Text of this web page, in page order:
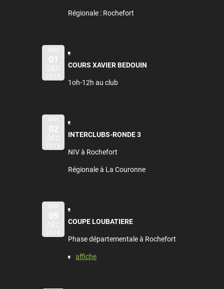
Régionale : Rochefort
SAM
01
DÉC
2018
COURS XAVIER BEDOUIN
1oh-12h au club
DIM
02
DÉC
2018
INTERCLUBS-RONDE 3
NIV à Rochefort
Régionale à La Couronne
DIM
09
DÉC
2018
COUPE LOUBATIERE
Phase départementale à Rochefort
affiche